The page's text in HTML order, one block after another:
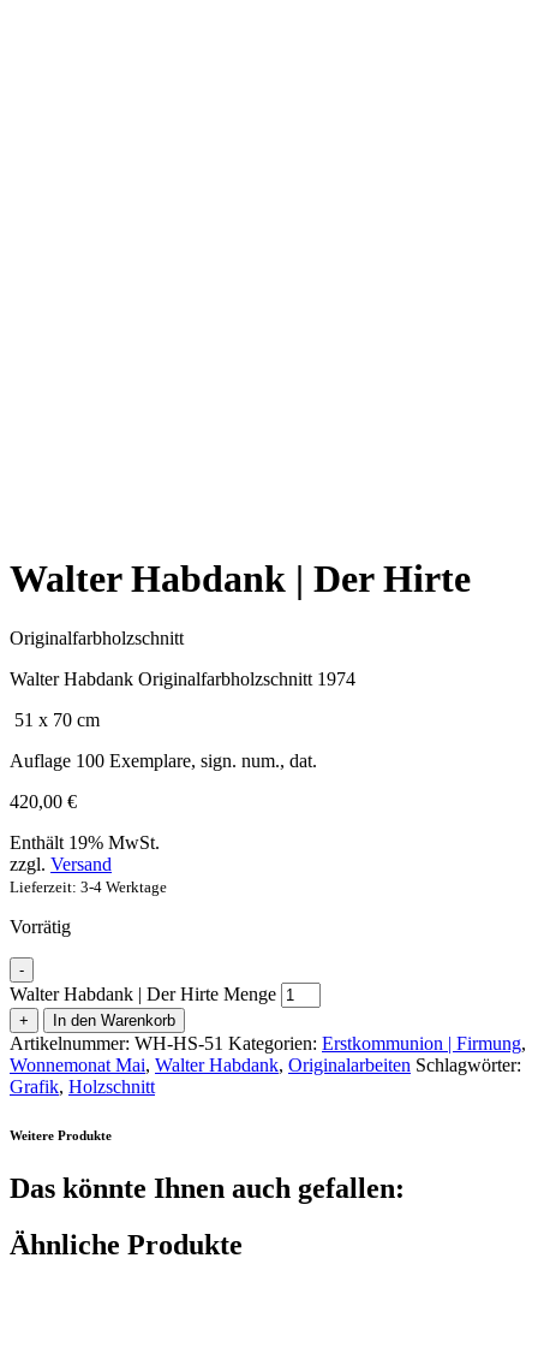
Walter Habdank | Der Hirte
Originalfarbholzschnitt
Walter Habdank Originalfarbholzschnitt 1974
51 x 70 cm
Auflage 100 Exemplare, sign. num., dat.
420,00 €
Enthält 19% MwSt.
zzgl. Versand
Lieferzeit: 3-4 Werktage
Vorrätig
-
Walter Habdank | Der Hirte Menge
+ In den Warenkorb
Artikelnummer: WH-HS-51 Kategorien: Erstkommunion | Firmung,
Wonnemonat Mai, Walter Habdank, Originalarbeiten Schlagwörter:
Grafik, Holzschnitt
Weitere Produkte
Das könnte Ihnen auch gefallen:
Ähnliche Produkte